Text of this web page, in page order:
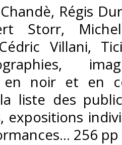
Régis
Storr,
Villani,
en noir et en
liste des
expositions
256